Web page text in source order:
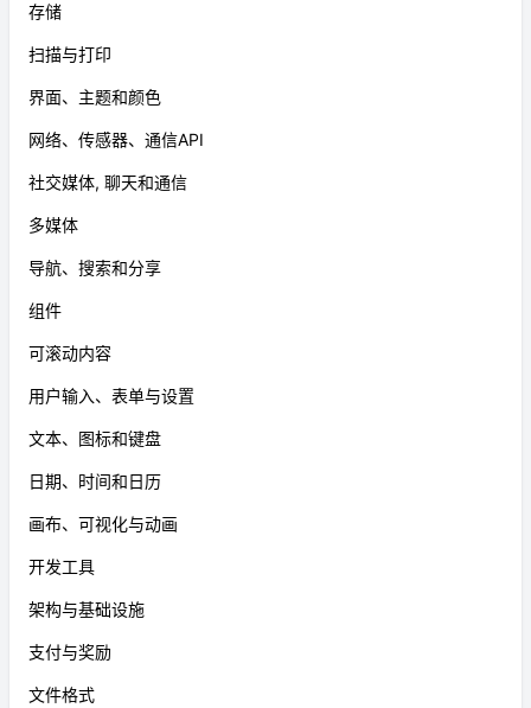
存储
扫描与打印
界面、主题和颜色
网络、传感器、通信API
社交媒体, 聊天和通信
多媒体
导航、搜索和分享
组件
可滚动内容
用户输入、表单与设置
文本、图标和键盘
日期、时间和日历
画布、可视化与动画
开发工具
架构与基础设施
支付与奖励
文件格式